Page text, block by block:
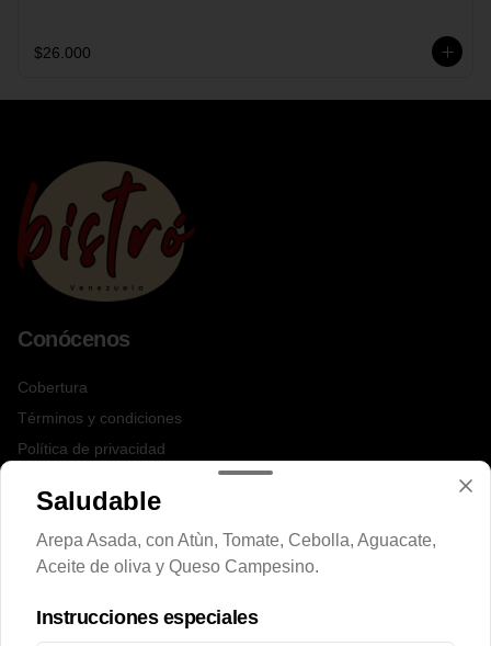
$26.000
Conócenos
Cobertura
Términos y condiciones
Política de privacidad
Redes sociales
Instagram
Facebook
Saludable
Arepa Asada, con Atùn, Tomate, Cebolla, Aguacate,
Aceite de oliva y Queso Campesino.
Instrucciones especiales